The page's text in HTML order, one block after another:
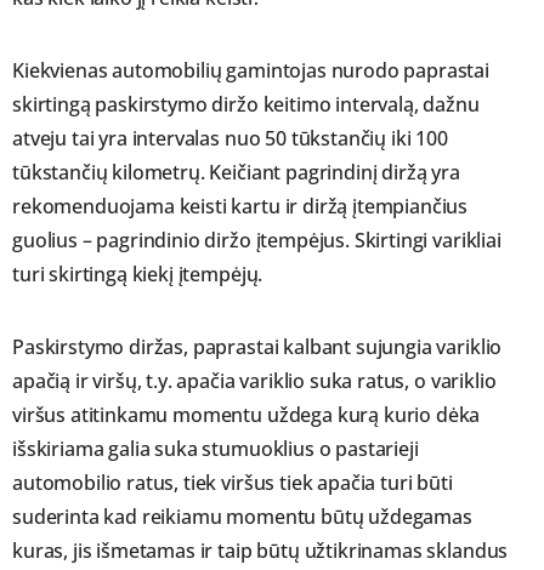
Kiekvienas automobilių gamintojas nurodo paprastai
skirtingą paskirstymo diržo keitimo intervalą, dažnu
atveju tai yra intervalas nuo 50 tūkstančių iki 100
tūkstančių kilometrų. Keičiant pagrindinį diržą yra
rekomenduojama keisti kartu ir diržą įtempiančius
guolius – pagrindinio diržo įtempėjus. Skirtingi varikliai
turi skirtingą kiekį įtempėjų.
Paskirstymo diržas, paprastai kalbant sujungia variklio
apačią ir viršų, t.y. apačia variklio suka ratus, o variklio
viršus atitinkamu momentu uždega kurą kurio dėka
išskiriama galia suka stumuoklius o pastarieji
automobilio ratus, tiek viršus tiek apačia turi būti
suderinta kad reikiamu momentu būtų uždegamas
kuras, jis išmetamas ir taip būtų užtikrinamas sklandus